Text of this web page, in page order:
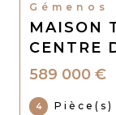
MAISON
CENTRE
589 000 €
4 Pièce(s)